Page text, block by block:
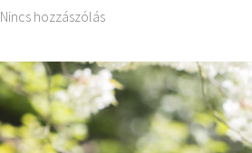
Nincs hozzászólás